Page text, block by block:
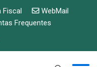
Fiscal
WebMail
Frequentes